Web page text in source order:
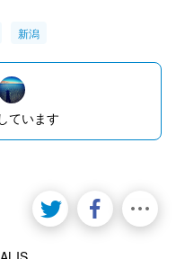
新潟
ています